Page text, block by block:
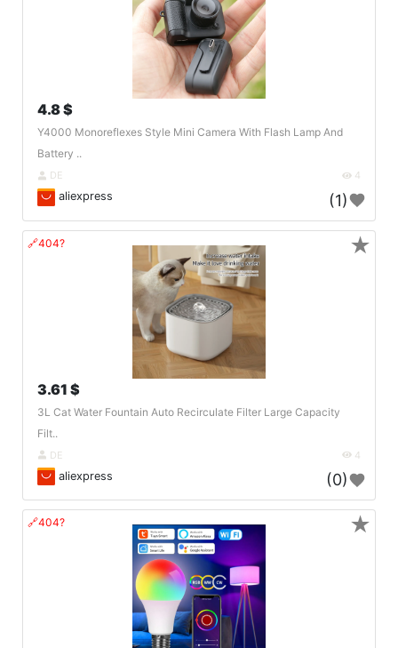
4.8 $
Y4000 Monoreflexes Style Mini Camera With Flash Lamp And
Battery ..
DE 4
aliexpress (1)
🔗404?
3.61 $
3L Cat Water Fountain Auto Recirculate Filter Large Capacity
Filt..
DE 4
aliexpress (0)
★
🔗404? ★